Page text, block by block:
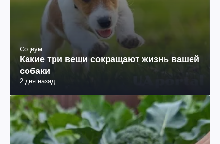
Социум
Какие три вещи сокращают жизнь вашей
собаки
2 дня назад